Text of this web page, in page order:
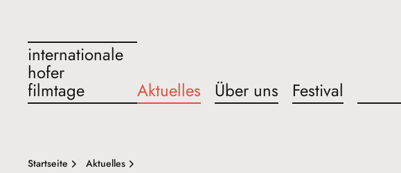
internationale
hofer
filmtage Aktuelles Über uns Festival
Startseite Aktuelles